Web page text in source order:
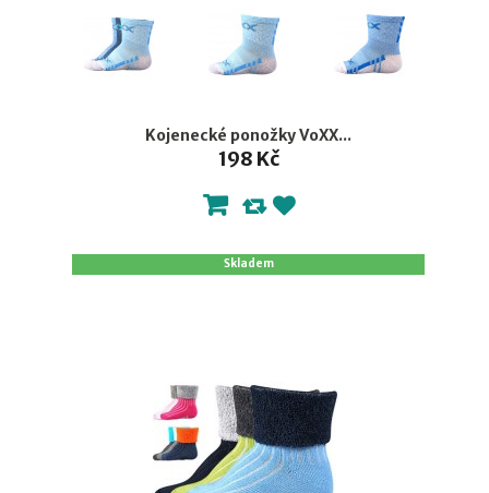
Kojenecké ponožky VoXX...
198 Kč
Skladem